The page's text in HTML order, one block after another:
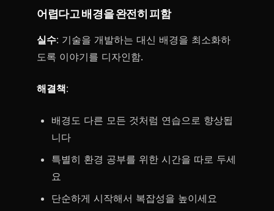
어렵다고 배경을 완전히 피함
실수: 기술을 개발하는 대신 배경을 최소화하
도록 이야기를 디자인함.
해결책:
배경도 다른 모든 것처럼 연습으로 향상됩
니다
특별히 환경 공부를 위한 시간을 따로 두세
요
단순하게 시작해서 복잡성을 높이세요